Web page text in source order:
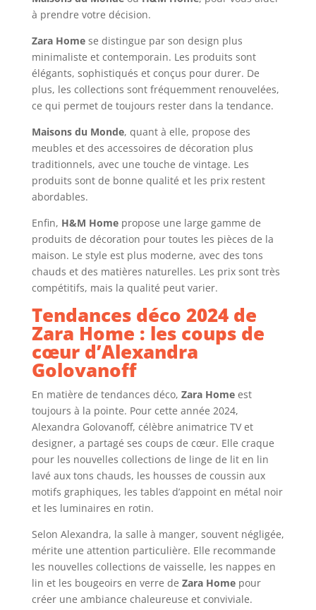
à prendre votre décision.
Zara Homese distingue par son design plus
minimaliste et contemporain. Les produits sont
élégants, sophistiqués et conçus pour durer. De
plus, les collections sont fréquemment renouvelées,
ce qui permet de toujours rester dans la tendance.
Maisons du Monde, quant à elle, propose des
meubles et des accessoires de décoration plus
traditionnels, avec une touche de vintage. Les
produits sont de bonne qualité et les prix restent
abordables.
Enfin, H&M Homepropose une large gamme de
produits de décoration pour toutes les pièces de la
maison. Le style est plus moderne, avec des tons
chauds et des matières naturelles. Les prix sont très
compétitifs, mais la qualité peut varier.
Tendances déco 2024 de
Zara Home : les coups de
cœur d’Alexandra
Golovanoff
En matière de tendances déco, Zara Homeest
toujours à la pointe. Pour cette année 2024,
Alexandra Golovanoff, célèbre animatrice TV et
designer, a partagé ses coups de cœur. Elle craque
pour les nouvelles collections de linge de lit en lin
lavé aux tons chauds, les housses de coussin aux
motifs graphiques, les tables d’appoint en métal noir
et les luminaires en rotin.
Selon Alexandra, la salle à manger, souvent négligée,
mérite une attention particulière. Elle recommande
les nouvelles collections de vaisselle, les nappes en
lin et les bougeoirs en verre de Zara Homepour
créer une ambiance chaleureuse et conviviale.